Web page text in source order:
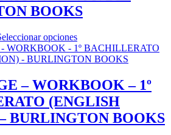
se
pueden
en
la
página
producto
BOOKS
€
€
opcionesEste
producto
tiene
variantes.
Las
opciones
se
pueden
– WORKBOOK – 1º
(ENGLISH
BURLINGTON BOOKS